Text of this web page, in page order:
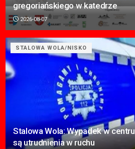
gregoriańskiego w katedrze
2026-08-07
STALOWA WOLA/NISKO
Stalowa Wola: Wypadek w
są utrudnienia w ruchu